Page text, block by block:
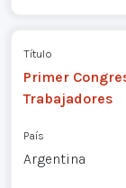
Título
Primer
Trabajadores
País
Argentina